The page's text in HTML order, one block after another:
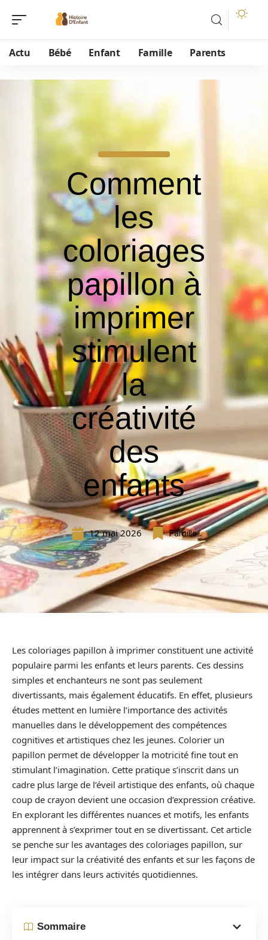
Actu Bébé Enfant Famille Parents
Comment
les
coloriages
papillon à
imprimer
stimulent
la
créativité
des
enfants
12 mai 2026 Famille
Les coloriages papillon à imprimer constituent une activité
populaire parmi les enfants et leurs parents. Ces dessins
simples et enchanteurs ne sont pas seulement
divertissants, mais également éducatifs. En effet, plusieurs
études mettent en lumière l’importance des activités
manuelles dans le développement des compétences
cognitives et artistiques chez les jeunes. Colorier un
papillon permet de développer la motricité fine tout en
stimulant l’imagination. Cette pratique s’inscrit dans un
cadre plus large de l’éveil artistique des enfants, où chaque
coup de crayon devient une occasion d’expression créative.
En explorant les différentes nuances et motifs, les enfants
apprennent à s’exprimer tout en se divertissant. Cet article
se penche sur les avantages des coloriages papillon, sur
leur impact sur la créativité des enfants et sur les façons de
les intégrer dans leurs activités quotidiennes.
Sommaire